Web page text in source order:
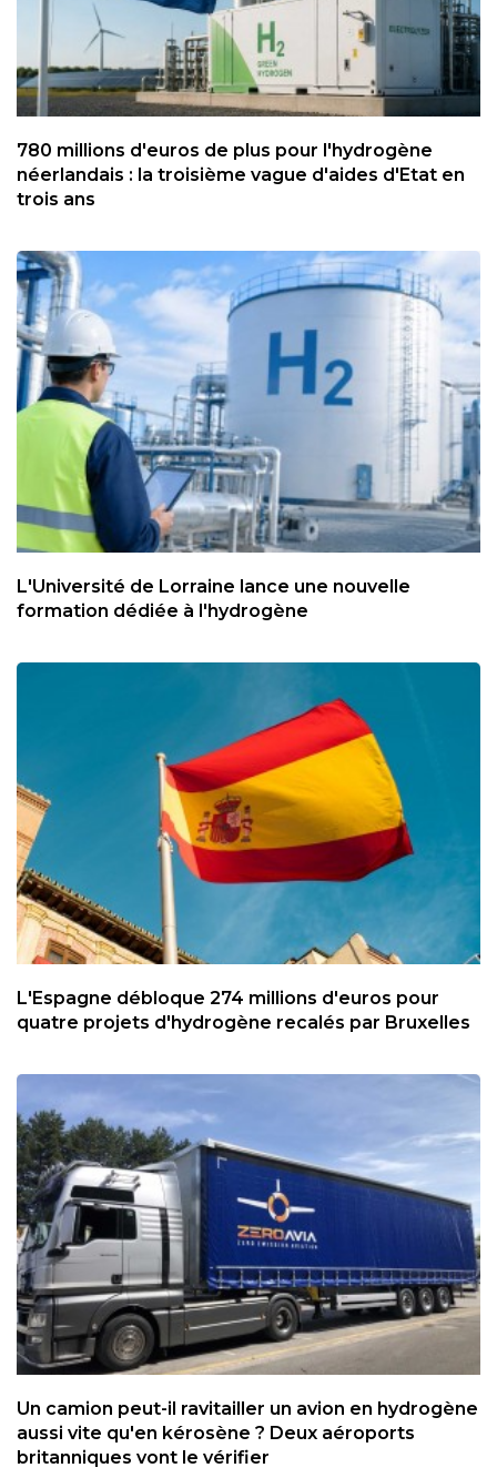
780 millions d'euros de plus pour l'hydrogène
néerlandais : la troisième vague d'aides d'Etat en
trois ans
L'Université de Lorraine lance une nouvelle
formation dédiée à l'hydrogène
L'Espagne débloque 274 millions d'euros pour
quatre projets d'hydrogène recalés par Bruxelles
Un camion peut-il ravitailler un avion en hydrogène
aussi vite qu'en kérosène ? Deux aéroports
britanniques vont le vérifier